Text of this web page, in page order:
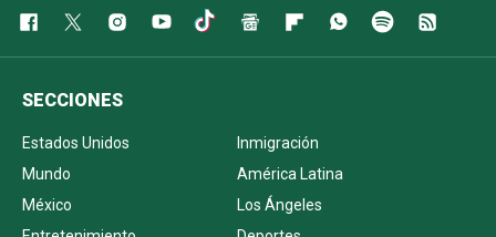
SECCIONES
Estados Unidos
Inmigración
Mundo
América Latina
México
Los Ángeles